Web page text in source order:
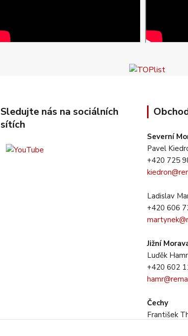
Sledujte nás na sociálních
sítích
Severní
Pavel
+420 725
Ladislav
+420 606
Jižní
Luďěk Hamr
+420 602
Čechy
František